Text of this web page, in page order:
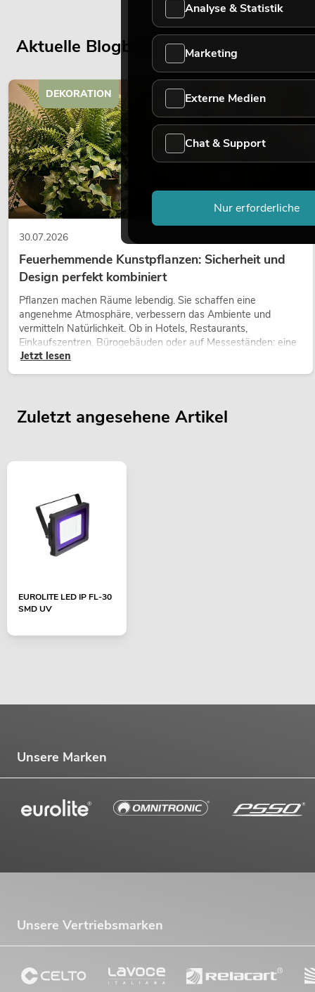
Aktuelle Blogbeiträge
30.07.2026
Feuerhemmende Kunstpflanzen: Sicherheit und
Design perfekt kombiniert
Pflanzen machen Räume lebendig. Sie schaffen eine
angenehme Atmosphäre, verbessern das Ambiente und
vermitteln Natürlichkeit. Ob in Hotels, Restaurants,
Einkaufszentren, Bürogebäuden oder auf Messeständen: eine
hochwertige Begrünung gehört heute längst zum modernen
Raumkonzept.
Jetzt lesen
DEKORATION
Zuletzt angesehene Artikel
EUROLITE LED IP FL-30
SMD UV
Unsere Marken
Unsere Vertriebsmarken
Analyse & Statistik
Marketing
Externe Medien
Chat & Support
Nur erforderliche